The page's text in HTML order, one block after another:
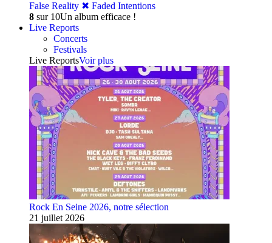
False Reality ✖︎ Faded Intentions
8 sur 10Un album efficace !
Live Reports
Concerts
Festivals
Live ReportsVoir plus
Rock En Seine 2026, notre sélection
21 juillet 2026